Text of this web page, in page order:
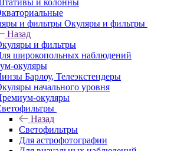
и колонны
Окуляры и фильтры
Назад
и фильтры
широкопольных наблюдений
окуляры
Барлоу, Телеэкстендеры
начального уровня
окуляры
Назад
Светофильтры
Для астрофотографии